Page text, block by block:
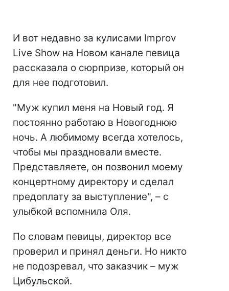
И вот недавно за кулисами Improv
Live Show на Новом канале певица
рассказала о сюрпризе, который он
для нее подготовил.
"Муж купил меня на Новый год. Я
постоянно работаю в Новогоднюю
ночь. А любимому всегда хотелось,
чтобы мы праздновали вместе.
Представляете, он позвонил моему
концертному директору и сделал
предоплату за выступление", – с
улыбкой вспомнила Оля.
По словам певицы, директор все
проверил и принял деньги. Но никто
не подозревал, что заказчик – муж
Цибульской.